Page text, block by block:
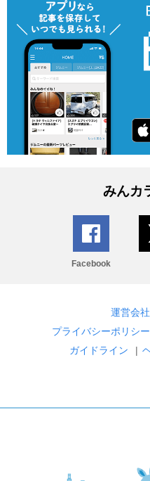
みんカ
Facebook
運営会社
プライバシーポリシー
ガイドライン
|